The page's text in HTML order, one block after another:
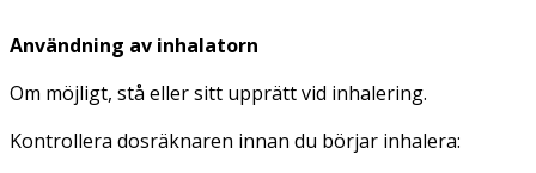
Användning av inhalatorn
Om möjligt, stå eller sitt upprätt vid inhalering.
Kontrollera dosräknaren innan du börjar inhalera: